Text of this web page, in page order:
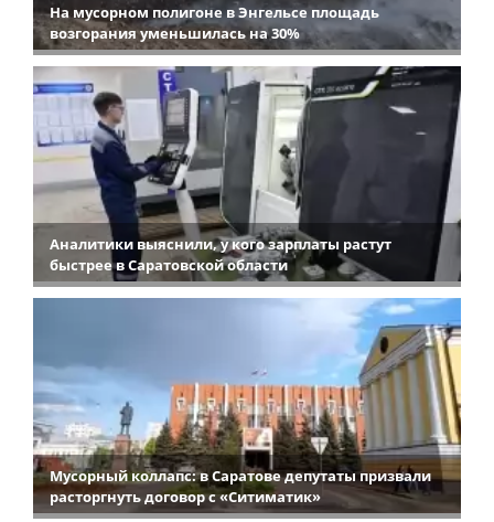
На мусорном полигоне в Энгельсе площадь
возгорания уменьшилась на 30%
Аналитики выяснили, у кого зарплаты растут
быстрее в Саратовской области
Мусорный коллапс: в Саратове депутаты призвали
расторгнуть договор с «Ситиматик»